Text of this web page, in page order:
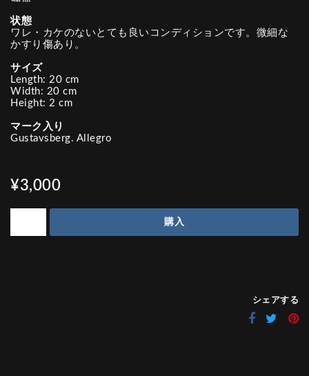
状態
ワレ・カケのないとても良いコンディションです。微細な
かすり傷あり。
サイズ
Length: 20 cm
Width: 20 cm
Height: 2 cm
マーク入り
Gustavsberg. Allegro
¥3,000
購入
シェアする